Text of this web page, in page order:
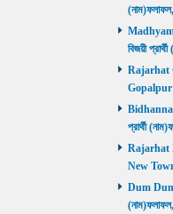
বিজয়ী
Rajarhat
Gopalpur
প্রার্থী
Rajarhat
New Town
Dum Dum